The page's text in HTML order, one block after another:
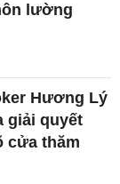
lường
Hương Lý
giải quyết
cửa thăm